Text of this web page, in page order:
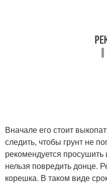
Вначале его стоит
следить, чтобы грунт не
рекомендуется
нельзя повредить донце.
корешка. В таком виде